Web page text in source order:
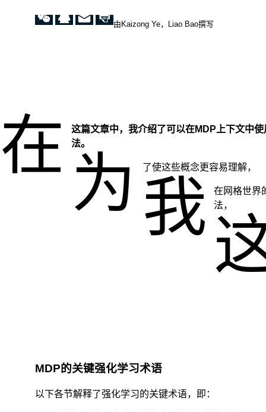
由Kaizong Ye，Liao Bao撰写
在
这篇文章中，我介绍了可以在MDP上下文中
法。
为 了使这些概念更容易理解，
我
在网格世界
法，
MDP的关键强化学习术语
以下各节解释了强化学习的关键术语，即：